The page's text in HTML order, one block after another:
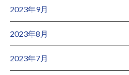
2023年9月
2023年8月
2023年7月